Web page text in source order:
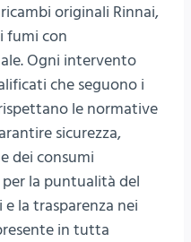
originali Rinnai,
fumi con
Ogni intervento
che seguono i
le normative
sicurezza,
dei consumi
la puntualità del
la trasparenza nei
in tutta